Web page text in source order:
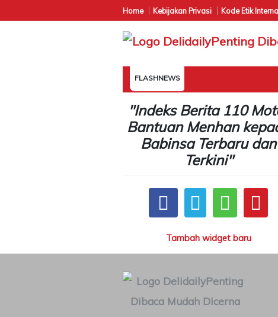
Home Kebijakan Privasi Kode Etik
FLASHNEWS
"Indeks Berita 110
Bantuan Menhan
Babinsa Terbaru dan
Terkini"
Tambah widget baru